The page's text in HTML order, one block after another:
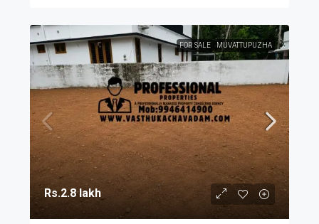
FOR SALE MUVATTUPUZHA
Rs.2.8 lakh